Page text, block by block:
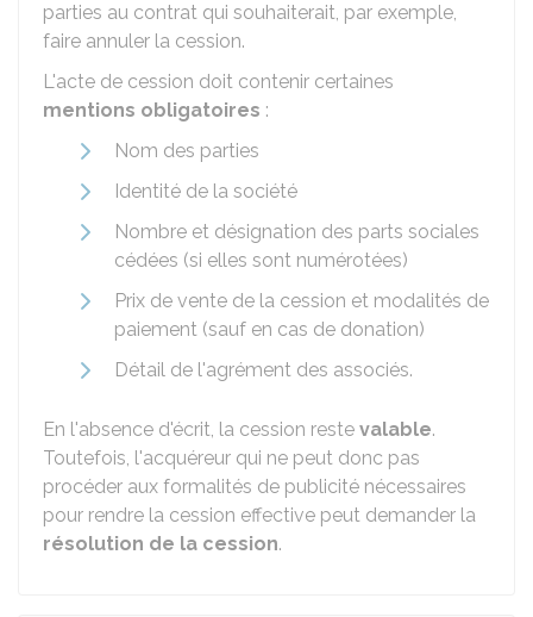
parties au contrat qui souhaiterait, par exemple,
faire annuler la cession.
L'acte de cession doit contenir certaines
mentions obligatoires :
Nom des parties
Identité de la société
Nombre et désignation des parts sociales
cédées (si elles sont numérotées)
Prix de vente de la cession et modalités de
paiement (sauf en cas de donation)
Détail de l'agrément des associés.
En l'absence d'écrit, la cession reste valable.
Toutefois, l'acquéreur qui ne peut donc pas
procéder aux formalités de publicité nécessaires
pour rendre la cession effective peut demander la
résolution de la cession.